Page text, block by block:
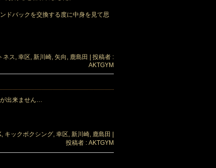
ドバックを交換する度に中身を見て思
ネス, 幸区, 新川崎, 矢向 , 鹿島田
投稿者 :
AKTGYM
出来ません…
, キックボクシング, 幸区, 新川崎, 鹿島田
投稿者 : AKTGYM